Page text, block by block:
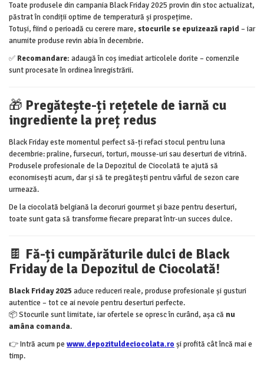
Toate produsele din campania Black Friday 2025 provin din stoc actualizat,
păstrat în condiții optime de temperatură și prospețime.
Totuși, fiind o perioadă cu cerere mare, stocurile se epuizează rapid– iar
anumite produse revin abia în decembrie.
✅ Recomandare: adaugă în coș imediat articolele dorite – comenzile
sunt procesate în ordinea înregistrării.
🎁 Pregătește-ți rețetele de iarnă cu
ingrediente la preț redus
Black Friday este momentul perfect să-ți refaci stocul pentru luna
decembrie: praline, fursecuri, torturi, mousse-uri sau deserturi de vitrină.
Produsele profesionale de la Depozitul de Ciocolată te ajută să
economisești acum, dar și să te pregătești pentru vârful de sezon care
urmează.
De la ciocolată belgiană la decoruri gourmet și baze pentru deserturi,
toate sunt gata să transforme fiecare preparat într-un succes dulce.
🍫 Fă-ți cumpărăturile dulci de Black
Friday de la Depozitul de Ciocolată!
Black Friday 2025 aduce reduceri reale, produse profesionale și gusturi
autentice – tot ce ai nevoie pentru deserturi perfecte.
📦 Stocurile sunt limitate, iar ofertele se opresc în curând, așa că nu
amâna comanda.
👉 Intră acum pe www.depozituldeciocolata.ro și profită cât încă mai e
timp.